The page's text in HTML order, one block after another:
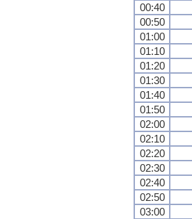
00:40
00:50
01:00
01:10
01:20
01:30
01:40
01:50
02:00
02:10
02:20
02:30
02:40
02:50
03:00